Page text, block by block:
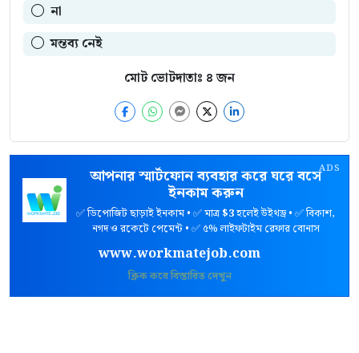
না
মন্তব্য নেই
মোট ভোটদাতাঃ ৪জন
ADS
আপনার স্মার্টফোন ব্যবহার করে ঘরে বসে
ইনকাম করুন
✅ ডিপোজিট ছাড়াই ইনকাম • ✅ মাত্র$3হলেই উইথড্র • ✅ বিকাশ,
নগদ ও রকেটে পেমেন্ট • ✅ ৫% লাইফটাইম রেফার বোনাস
www.workmatejob.com
ক্লিক করে বিস্তারিত দেখুন